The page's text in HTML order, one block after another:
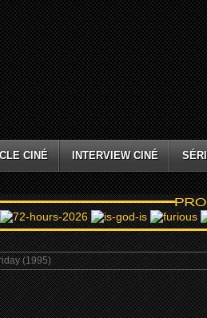
CINÉ INTERVIEW CINÉ
(1995)